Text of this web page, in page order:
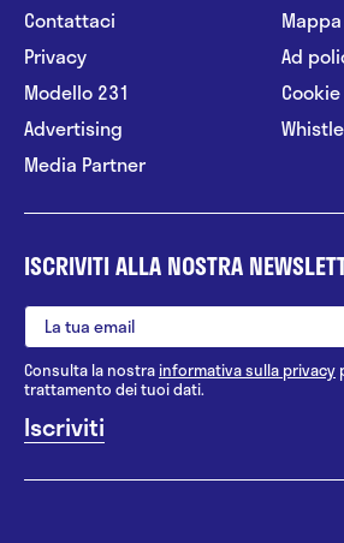
Contattaci
Privacy
Modello 231
Advertising
Media Partner
Ad
ISCRIVITI ALLA NOSTRA
Consulta la nostrainformativa sulla privacy
trattamento dei tuoi dati.